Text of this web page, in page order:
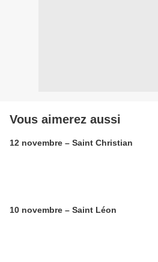
Vous aimerez aussi
12 novembre – Saint Christian
10 novembre – Saint Léon